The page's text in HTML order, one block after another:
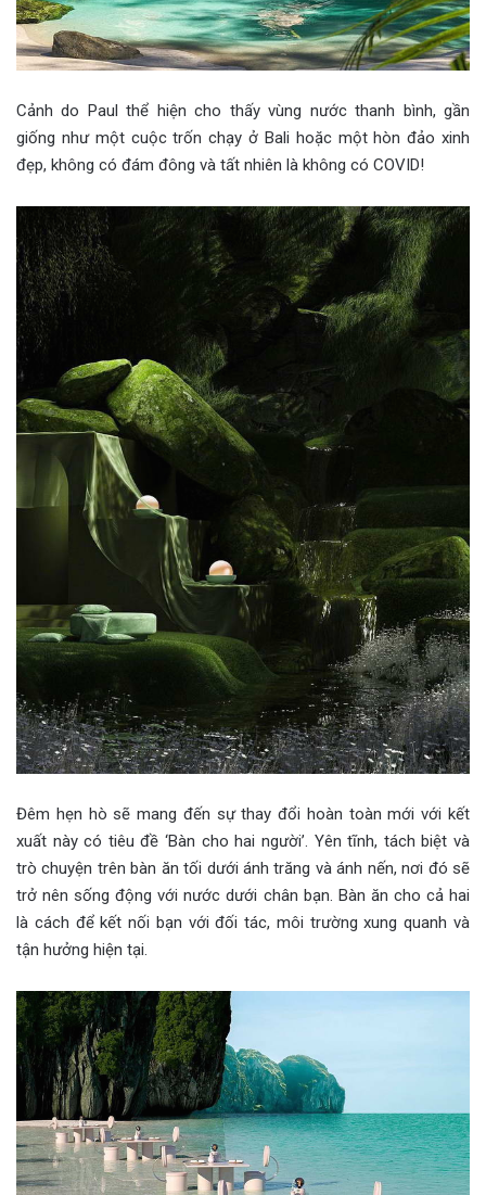
Cảnh do Paul thể hiện cho thấy vùng nước thanh bình, gần
giống như một cuộc trốn chạy ở Bali hoặc một hòn đảo xinh
đẹp, không có đám đông và tất nhiên là không có COVID!
Đêm hẹn hò sẽ mang đến sự thay đổi hoàn toàn mới với kết
xuất này có tiêu đề ‘Bàn cho hai người’. Yên tĩnh, tách biệt và
trò chuyện trên bàn ăn tối dưới ánh trăng và ánh nến, nơi đó sẽ
trở nên sống động với nước dưới chân bạn. Bàn ăn cho cả hai
là cách để kết nối bạn với đối tác, môi trường xung quanh và
tận hưởng hiện tại.